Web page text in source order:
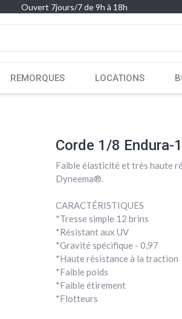
Ouvert 7jours/7 de 9h à 18h
REMORQUES LOCATIONS
Corde 1/8 Endura-
Faible élasticité et très haute
Dyneema®.
CARACTÉRISTIQUES
*Tresse simple 12 brins
*Résistant aux UV
*Gravité spécifique - 0,97
*Haute résistance à la traction
*Faible poids
*Faible étirement
*Flotteurs